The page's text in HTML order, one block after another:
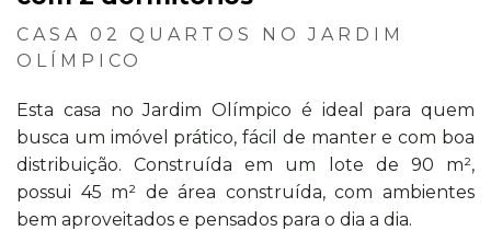
CASA 02 QUARTOS NO JARDIM
OLÍMPICO
Esta casa no Jardim Olímpico é ideal para quem
busca um imóvel prático, fácil de manter e com boa
distribuição. Construída em um lote de 90 m²,
possui 45 m² de área construída, com ambientes
bem aproveitados e pensados para o dia a dia.